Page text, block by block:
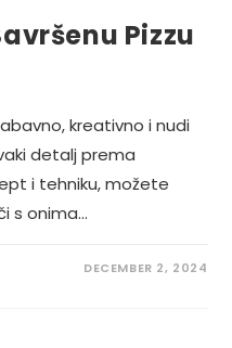
Pizzu
kreativno i nudi
detalj prema
i tehniku, možete
s onima…
DECEMBER 2, 2024